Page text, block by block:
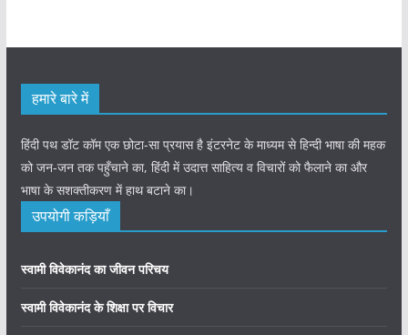
हमारे बारे में
हिंदी पथ डॉट कॉम एक छोटा-सा प्रयास है इंटरनेट के माध्यम से हिन्दी भाषा की महक
को जन-जन तक पहुँचाने का, हिंदी में उदात्त साहित्य व विचारों को फैलाने का और
भाषा के सशक्तीकरण में हाथ बटाने का।
उपयोगी कड़ियाँ
स्वामी विवेकानंद का जीवन परिचय
स्वामी विवेकानंद के शिक्षा पर विचार